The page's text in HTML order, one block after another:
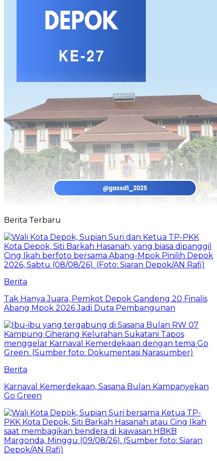
Berita Terbaru
Berita
Tak Hanya Juara, Pemkot Depok Gandeng 20 Finalis
Abang Mpok 2026 Jadi Duta Pembangunan
Berita
Karnaval Kemerdekaan, Sasana Bulan Kampanyekan
Go Green